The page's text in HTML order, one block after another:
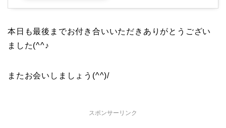
本日も最後までお付き合いいただきありがとうござい
ました(^^♪
またお会いしましょう(^^)/
スポンサーリンク